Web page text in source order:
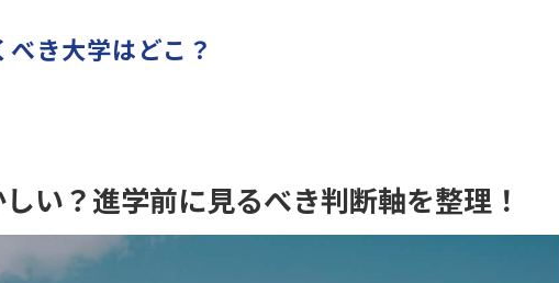
き大学はどこ？
い？進学前に見るべき判断軸を整理！